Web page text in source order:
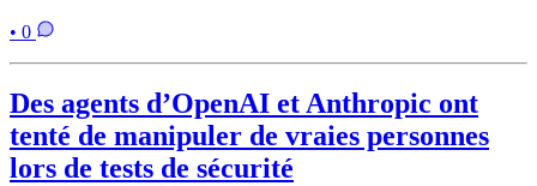
• 0
Des agents d’OpenAI et Anthropic ont
tenté de manipuler de vraies personnes
lors de tests de sécurité